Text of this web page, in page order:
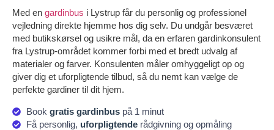
Med en gardinbus i Lystrup får du personlig og professionel
vejledning direkte hjemme hos dig selv. Du undgår besværet
med butikskørsel og usikre mål, da en erfaren gardinkonsulent
fra Lystrup-området kommer forbi med et bredt udvalg af
materialer og farver. Konsulenten måler omhyggeligt op og
giver dig et uforpligtende tilbud, så du nemt kan vælge de
perfekte gardiner til dit hjem.
Book gratis gardinbuspå 1 minut
Få personlig, uforpligtenderådgivning og opmåling